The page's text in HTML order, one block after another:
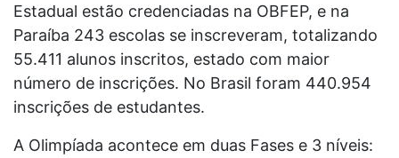
Estadual estão credenciadas na OBFEP, e na
Paraíba 243 escolas se inscreveram, totalizando
55.411 alunos inscritos, estado com maior
número de inscrições. No Brasil foram 440.954
inscrições de estudantes.
A Olimpíada acontece em duas Fases e 3 níveis: